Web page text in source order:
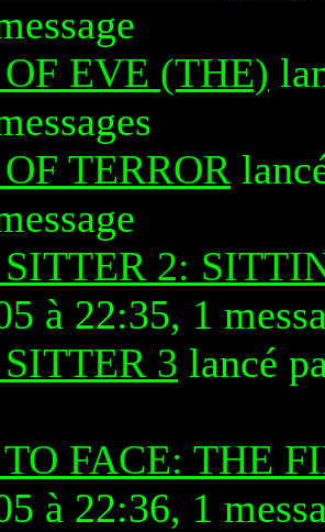
EVE (THE)
TERROR
2:
à 22:35, 1
3 lancé
FACE: THE
à 22:36, 1